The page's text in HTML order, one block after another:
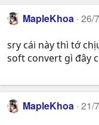
MapleKhoa 26/
sry cái này thì tớ
soft convert gì đây
MapleKhoa 21/